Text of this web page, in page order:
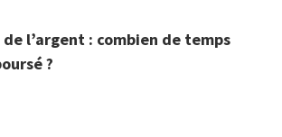
de l’argent : combien de temps
?